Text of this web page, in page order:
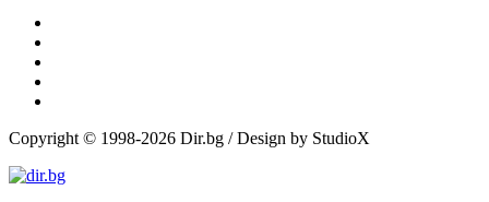
Copyright © 1998-2026 Dir.bg / Design by StudioX